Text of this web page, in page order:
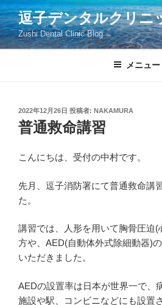
コ
ン
テ
ン
逗子デンタルクリニ
Zushi Dental Clinic Blog
メニュー
投
稿
日:
2022年12月26日 投稿者: NAKAMURA
普通救命講習
こんにちは、受付の中村です。
先月、逗子消防署にて普通救命講
た。
講習では、人形を用いて胸骨圧迫(
方や、AED(自動体外式除細動器)
いただきました。
AEDの設置率は日本が世界一で、
施設や駅、コンビニなどにも設置